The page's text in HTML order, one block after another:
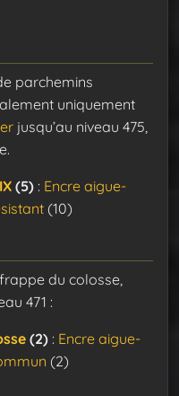
parchemins
uniquement
jusqu’au niveau 475,
(5) : Encre aigue-
(10)
du colosse,
471 :
(2) : Encre aigue-
(2)